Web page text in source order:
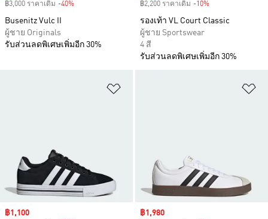
฿3,000 ราคาเดิม -40%
Busenitz Vulc II
ผู้ชาย Originals
รับส่วนลดพิเศษเพิ่มอีก 30%
฿2,200 ราคาเดิม -10%
รองเท้า VL Court Classic
ผู้ชาย Sportswear
4 สี
รับส่วนลดพิเศษเพิ่มอีก 30%
Sale price
฿1,100 Sale price
฿1,980